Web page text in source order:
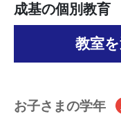
成基の個別教育
教室
お子さまの学年